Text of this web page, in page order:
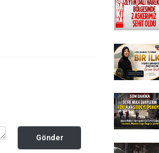
Gönder